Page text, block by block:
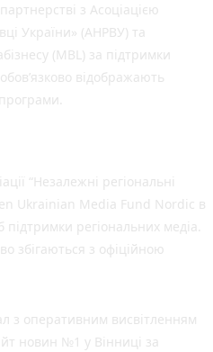
з Асоціацією
України» (АНРВУ) та
(MBL) за підтримки
відображають
“Незалежні регіональні
Ukrainian Media Fund Nordic в
підтримки регіональних медіа.
збігаються з офіційною
з оперативним висвітленням
новин №1 у Вінниці за